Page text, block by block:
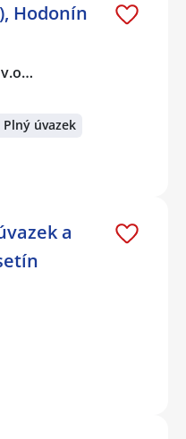
Hodonín
Plný úvazek
a